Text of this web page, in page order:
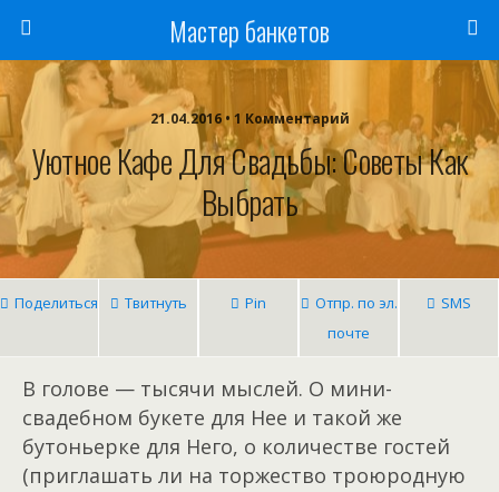
Мастер банкетов
21.04.2016 • 1 Комментарий
Уютное Кафе Для Свадьбы: Советы Как
Выбрать
Поделиться Твитнуть Pin
Отпр. по эл.
почте
SMS
В голове — тысячи мыслей. О мини-
свадебном букете для Нее и такой же
бутоньерке для Него, о количестве гостей
(приглашать ли на торжество троюродную